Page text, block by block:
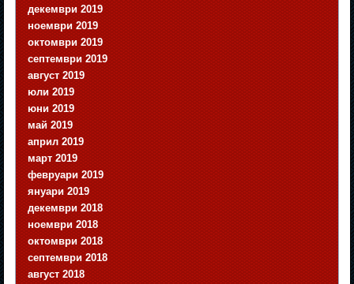
декември 2019
ноември 2019
октомври 2019
септември 2019
август 2019
юли 2019
юни 2019
май 2019
април 2019
март 2019
февруари 2019
януари 2019
декември 2018
ноември 2018
октомври 2018
септември 2018
август 2018